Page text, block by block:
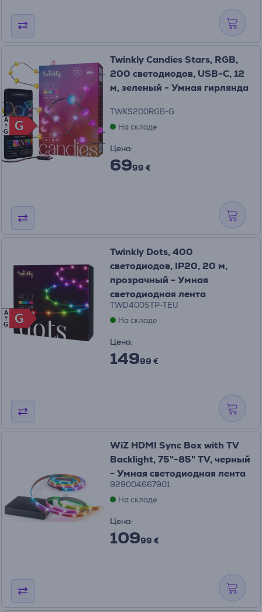
G
G
A
G
Twinkly Candies Stars, RGB,
200 светодиодов, USB-C, 12
м, зеленый - Умная гирлянда
TWKS200RGB-G
На складе
Цена:
6999 €
G
G
A
G
Twinkly Dots, 400
светодиодов, IP20, 20 м,
прозрачный - Умная
светодиодная лента
TWD400STP-TEU
На складе
Цена:
14999 €
WiZ HDMI Sync Box with TV
Backlight, 75"-85" TV, черный
- Умная светодиодная лента
929004667901
На складе
Цена:
10999 €